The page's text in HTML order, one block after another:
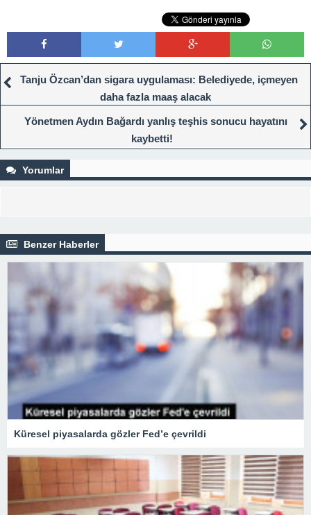
Tanju Özcan’dan sigara uygulaması: Belediyede, içmeyen
daha fazla maaş alacak
Yönetmen Aydın Bağardı yanlış teşhis sonucu hayatını
kaybetti!
Yorumlar
Benzer Haberler
Küresel piyasalarda gözler Fed’e çevrildi